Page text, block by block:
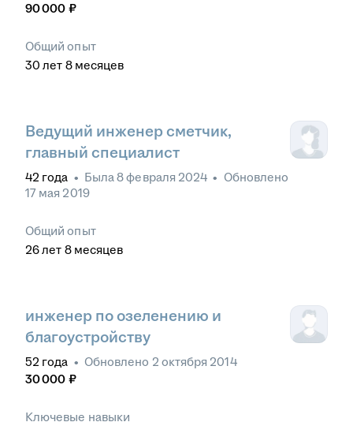
90 000 ₽
Общий опыт
30 лет 8 месяцев
Ведущий инженер сметчик,
главный специалист
42 года • Была8 февраля 2024 • Обновлено
17 мая 2019
Общий опыт
26лет 8 месяцев
инженер по озеленению и
благоустройству
52 года • Обновлено 2 октября 2014
30 000 ₽
Ключевые навыки